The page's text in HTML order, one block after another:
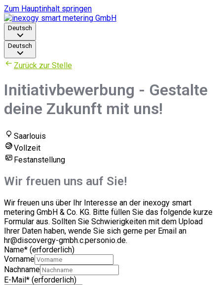
Zum Hauptinhalt springen
Deutsch
Deutsch
Zurück zur Stelle
Initiativbewerbung - Gestalte
deine Zukunft mit uns!
Saarlouis
Vollzeit
Festanstellung
Wir freuen uns auf Sie!
Wir freuen uns über Ihr Interesse an der inexogy smart
metering GmbH & Co. KG. Bitte füllen Sie das folgende kurze
Formular aus. Sollten Sie Schwierigkeiten mit dem Upload
Ihrer Daten haben, wende Sie sich gerne per Email an
hr@discovergy-gmbh.c.personio.de.
Name* (erforderlich)
Vorname
Nachname
E-Mail* (erforderlich)